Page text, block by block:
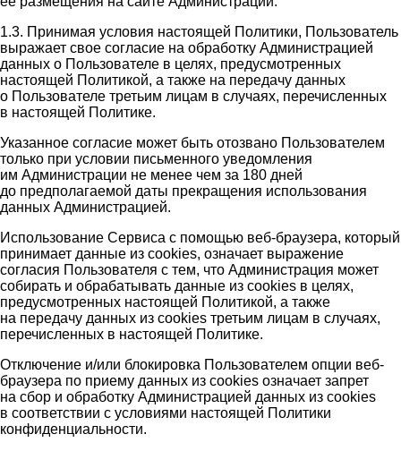
1.3. Принимая условия настоящей Политики, Пользователь
выражает свое согласие на обработку Администрацией
данных о Пользователе в целях, предусмотренных
настоящей Политикой, а также на передачу данных
о Пользователе третьим лицам в случаях, перечисленных
в настоящей Политике.
Указанное согласие может быть отозвано Пользователем
только при условии письменного уведомления
им Администрации не менее чем за 180 дней
до предполагаемой даты прекращения использования
данных Администрацией.
Использование Сервиса с помощью веб-браузера, который
принимает данные из cookies, означает выражение
согласия Пользователя с тем, что Администрация может
собирать и обрабатывать данные из cookies в целях,
предусмотренных настоящей Политикой, а также
на передачу данных из cookies третьим лицам в случаях,
перечисленных в настоящей Политике.
Отключение и/или блокировка Пользователем опции веб-
браузера по приему данных из cookies означает запрет
на сбор и обработку Администрацией данных из cookies
в соответствии с условиями настоящей Политики
конфиденциальности.